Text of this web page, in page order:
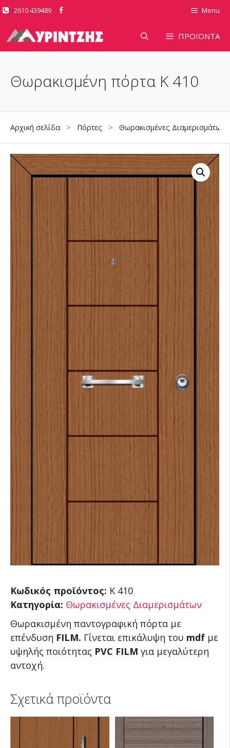
Μετάβαση
περιεχόμενο
2610 439489 Menu
ΠΡΟΪΟΝΤΑ
Θωρακισμένη πόρτα K 410
Αρχική σελίδα > Πόρτες > Θωρακισμένες Διαμερισμάτων
Κωδικός προϊόντος: K 410
Κατηγορία: Θωρακισμένες Διαμερισμάτων
Θωρακισμένη παντογραφική πόρτα με
επένδυση FILM. Γίνεται επικάλυψη του mdf με
υψηλής ποιότητας PVC FILM για μεγαλύτερη
αντοχή.
Σχετικά προϊόντα